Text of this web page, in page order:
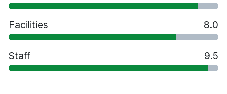
Facilities 8.0
Staff 9.5